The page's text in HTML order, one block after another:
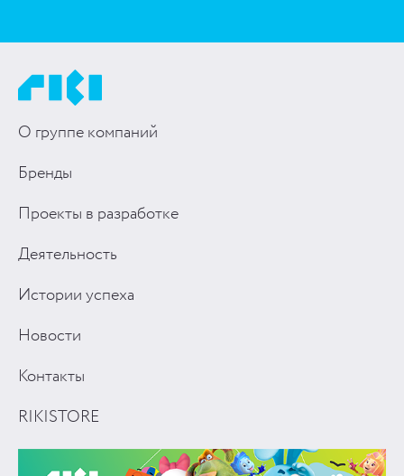
О группе компаний
Бренды
Проекты в разработке
Деятельность
Истории успеха
Новости
Контакты
RIKISTORE